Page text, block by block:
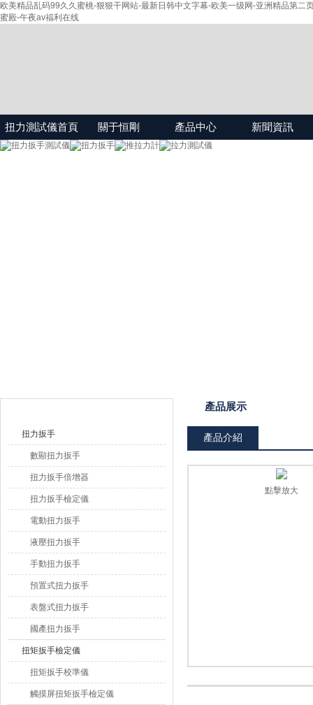
欧美精品乱码99久久蜜桃-狠狠干网站-最新日韩中文字幕-欧美一级网-亚洲精品第
蜜殿-午夜av福利在线
扭力測試儀首頁 關于恒剛 產品中心 新聞資訊
扭力扳手
數顯扭力扳手
扭力扳手倍增器
扭力扳手檢定儀
電動扭力扳手
液壓扭力扳手
手動扭力扳手
預置式扭力扳手
表盤式扭力扳手
國產扭力扳手
扭矩扳手檢定儀
扭矩扳手校準儀
觸摸屏扭矩扳手檢定儀
產品展示
產品介紹
點擊放大